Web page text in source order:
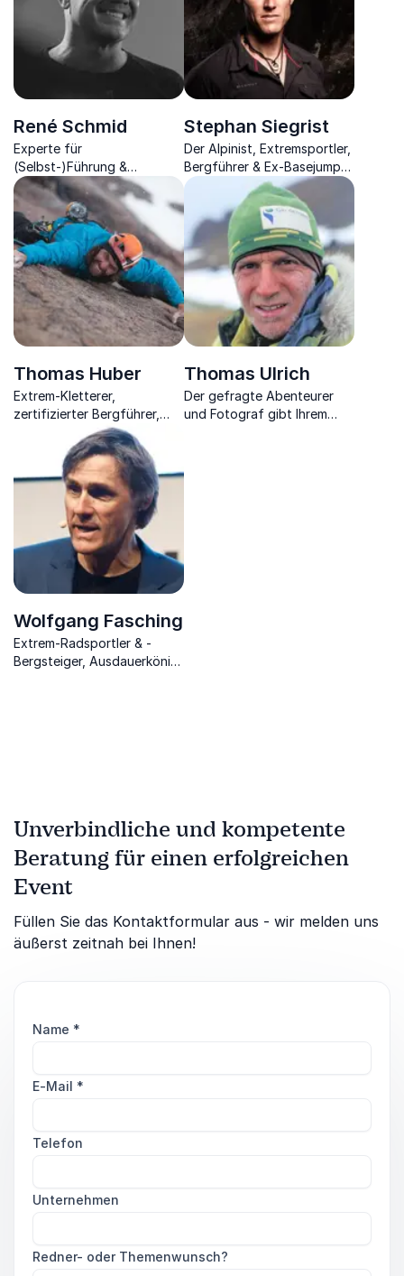
René Schmid
Experte für
(Selbst-)Führung &
Konfliktmanagement,
Persönlichkeits- &
Teamentwickler,
Sparringcoach &
Mentaltrainer
Stephan Siegrist
Der Alpinist, Extremsportler,
Bergführer & Ex-Basejumper
weiss was es bedeutet,
Risiko einzugehen und
daraus Stärke zu ziehen
Thomas Huber
Extrem-Kletterer,
zertifizierter Bergführer,
bayrischer Filmpreisträger,
Thomas Ulrich
Der gefragte Abenteurer
und Fotograf gibt Ihrem
Wolfgang Fasching
Extrem-Radsportler & -
Bergsteiger, Ausdauerkönig
Unverbindliche und kompetente
Beratung für einen erfolgreichen
Event
Füllen Sie das Kontaktformular aus - wir melden uns
äußerst zeitnah bei Ihnen!
Name *
E-Mail *
Telefon
Unternehmen
Redner- oder Themenwunsch?